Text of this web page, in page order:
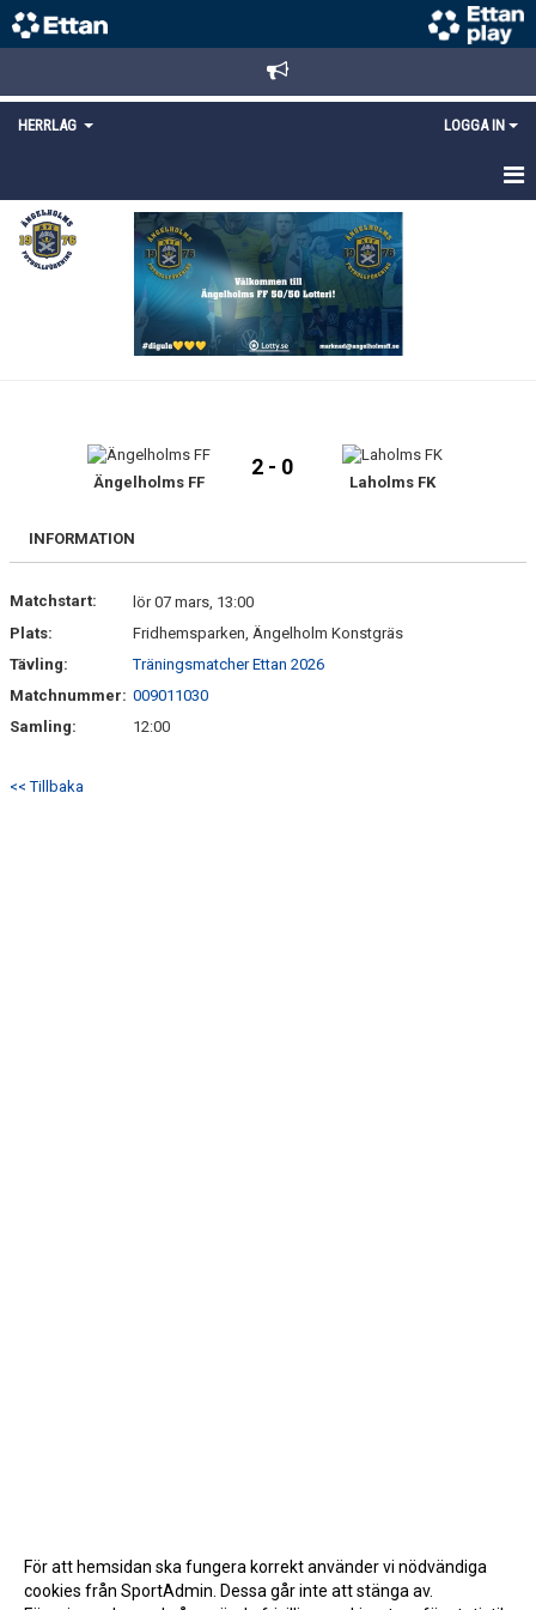
HERRLAG LOGGA IN
HEM
TRUPPEN
Ängelholms FF
2 - 0
Laholms FK
INFORMATION
Matchstart:
lör 07 mars, 13:00
Plats:
Fridhemsparken, Ängelholm Konstgräs
Tävling:
Träningsmatcher Ettan 2026
Matchnummer: 009011030
Samling:
12:00
<< Tillbaka
För att hemsidan ska fungera korrekt använder vi nödvändiga
cookies från SportAdmin. Dessa går inte att stänga av.